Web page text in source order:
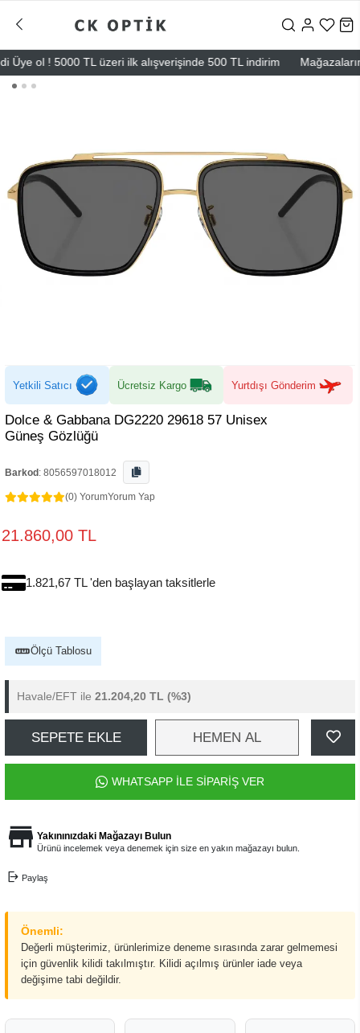
ol ! 5000 TL üzeri ilk alışverişinde 500 TL indirim
Yetkili Satıcı Ücretsiz Kargo Yurtdışı Gönderim
Dolce & Gabbana DG2220 29618 57 Unisex
Güneş Gözlüğü
Barkod : 8056597018012
(0) YorumYorum Yap
21.860,00 TL
1.821,67 TL 'den başlayan taksitlerle
Ölçü Tablosu
Havale/EFT ile 21.204,20 TL (%3)
SEPETE EKLE HEMEN AL
WHATSAPP İLE SİPARİŞ VER
Yakınınızdaki Mağazayı Bulun
Ürünü incelemek veya denemek için size en yakın mağazayı bulun.
Paylaş
Önemli:
Değerli müşterimiz, ürünlerimize deneme sırasında zarar gelmemesi
için güvenlik kilidi takılmıştır. Kilidi açılmış ürünler iade veya
değişime tabi değildir.